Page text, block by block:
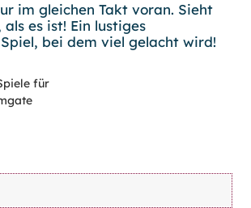
im gleichen Takt voran. Sieht
es ist! Ein lustiges
bei dem viel gelacht wird!